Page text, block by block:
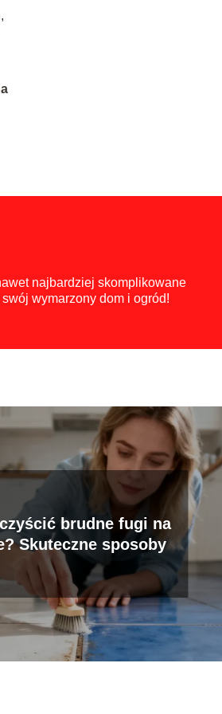
najbardziej skomplikowane
wymarzony dom i ogród!
brudne fugi na
Skuteczne sposoby